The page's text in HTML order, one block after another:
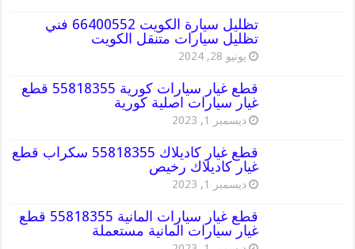
تظليل سيارة الكويت 66400552 فني
تظليل سيارات متنقل الكويت
يونيو 28, 2024
قطع غيار سيارات كورية 55818355 قطع
غيار سيارات اصلية كورية
ديسمبر 1, 2023
قطع غيار كاديلاك 55818355 سكراب قطع
غيار كاديلاك رخيص
ديسمبر 1, 2023
قطع غيار سيارات المانية 55818355 قطع
غيار سيارات المانية مستعملة